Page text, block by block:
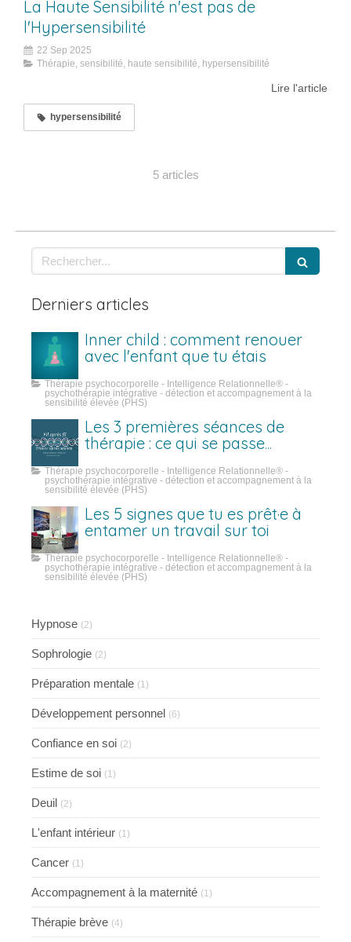
La Haute Sensibilité n'est pas de
l'Hypersensibilité
22 Sep 2025
Thérapie, sensibilité, haute sensibilité, hypersensibilité
Lire l'article
hypersensibilité
5 articles
Rechercher
Derniers articles
Inner child : comment renouer
avec l'enfant que tu étais
Thérapie psychocorporelle - Intelligence Relationnelle® -
psychothérapie intégrative - détection et accompagnement à la
sensibilité élevée (PHS)
Les 3 premières séances de
thérapie : ce qui se passe
Thérapie psychocorporelle - Intelligence Relationnelle® -
psychothérapie intégrative - détection et accompagnement à la
sensibilité élevée (PHS)
Les 5 signes que tu es prêt·e à
entamer un travail sur toi
Thérapie psychocorporelle - Intelligence Relationnelle® -
psychothérapie intégrative - détection et accompagnement à la
sensibilité élevée (PHS)
Hypnose (2)
Sophrologie (2)
Préparation mentale (1)
Développement personnel (6)
Confiance en soi (2)
Estime de soi (1)
Deuil (2)
L'enfant intérieur (1)
Cancer (1)
Accompagnement à la maternité (1)
Thérapie brève (4)